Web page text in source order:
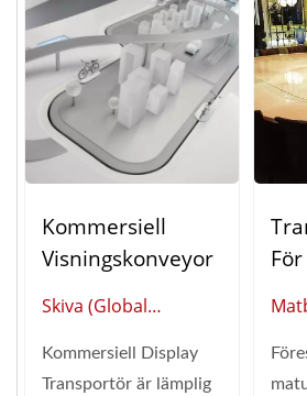
Kommersiell
Visningskonveyor
Skiva (Global
Restaurangautomation)
Kommersiell Display
Transportör är lämplig